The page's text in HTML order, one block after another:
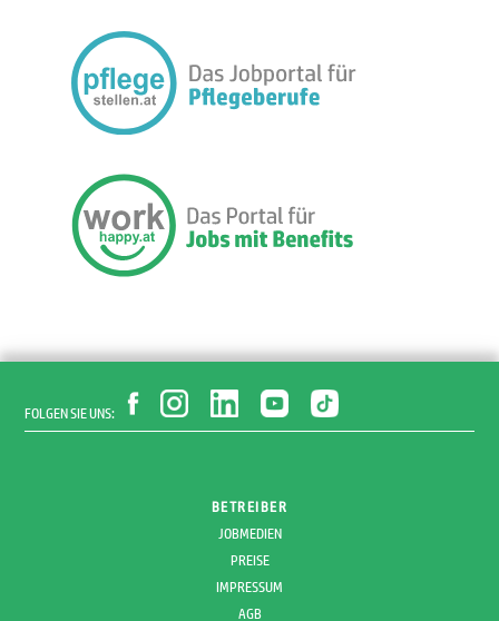
FOLGEN SIE UNS:
BETREIBER
JOBMEDIEN
PREISE
IMPRESSUM
AGB